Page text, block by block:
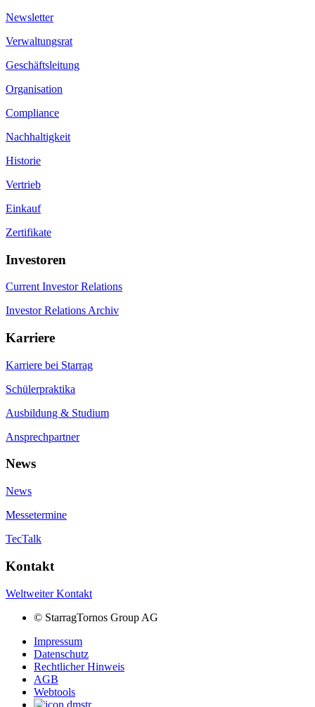
Newsletter
Verwaltungsrat
Geschäftsleitung
Organisation
Compliance
Nachhaltigkeit
Historie
Vertrieb
Einkauf
Zertifikate
Investoren
Current Investor Relations
Investor Relations Archiv
Karriere
Karriere bei Starrag
Schülerpraktika
Ausbildung & Studium
Ansprechpartner
News
News
Messetermine
TecTalk
Kontakt
Weltweiter Kontakt
© StarragTornos Group AG
Impressum
Datenschutz
Rechtlicher Hinweis
AGB
Webtools